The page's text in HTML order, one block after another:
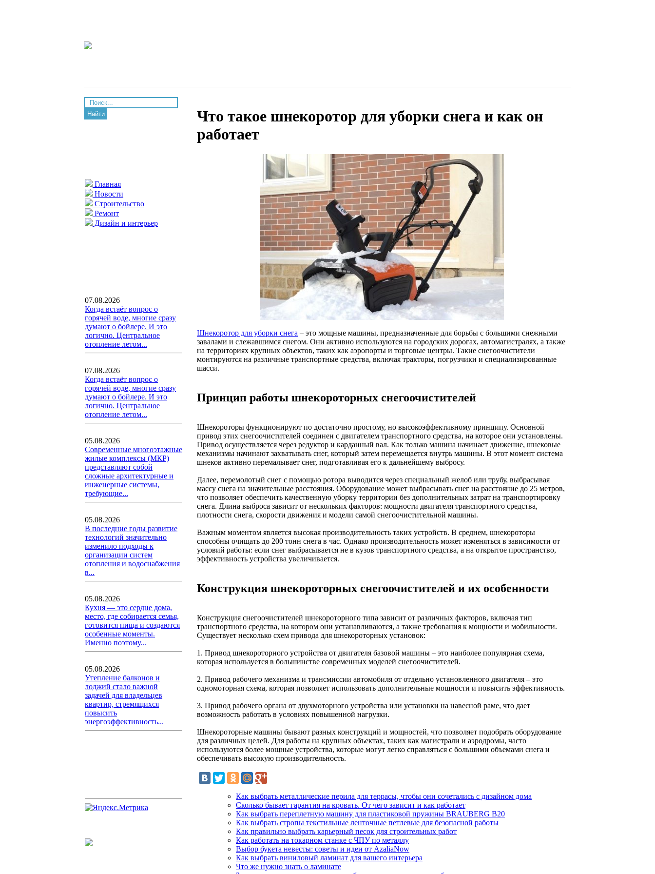
Найти
Главная
Новости
Строительство
Ремонт
Дизайн и интерьер
07.08.2026
Когда встаёт вопрос о
горячей воде, многие сразу
думают о бойлере. И это
логично. Центральное
отопление летом...
07.08.2026
Когда встаёт вопрос о
горячей воде, многие сразу
думают о бойлере. И это
логично. Центральное
отопление летом...
05.08.2026
Современные многоэтажные
жилые комплексы (МКР)
представляют собой
сложные архитектурные и
инженерные системы,
требующие...
05.08.2026
В последние годы развитие
технологий значительно
изменило подходы к
организации систем
отопления и водоснабжения
в...
05.08.2026
Кухня — это сердце дома,
место, где собирается семья,
готовится пища и создаются
особенные моменты.
Именно поэтому...
05.08.2026
Утепление балконов и
лоджий стало важной
задачей для владельцев
квартир, стремящихся
повысить
энергоэффективность...
Что такое шнекоротор для уборки снега и как он
работает
Шнекоротор для уборки снега – это мощные машины, предназначенные для борьбы с большими снежными
завалами и слежавшимся снегом. Они активно используются на городских дорогах, автомагистралях, а также
на территориях крупных объектов, таких как аэропорты и торговые центры. Такие снегоочистители
монтируются на различные транспортные средства, включая тракторы, погрузчики и специализированные
шасси.
Принцип работы шнекороторных снегоочистителей
Шнекороторы функционируют по достаточно простому, но высокоэффективному принципу. Основной
привод этих снегоочистителей соединен с двигателем транспортного средства, на которое они установлены.
Привод осуществляется через редуктор и карданный вал. Как только машина начинает движение, шнековые
механизмы начинают захватывать снег, который затем перемещается внутрь машины. В этот момент система
шнеков активно перемалывает снег, подготавливая его к дальнейшему выбросу.
Далее, перемолотый снег с помощью ротора выводится через специальный желоб или трубу, выбрасывая
массу снега на значительные расстояния. Оборудование может выбрасывать снег на расстояние до 25 метров,
что позволяет обеспечить качественную уборку территории без дополнительных затрат на транспортировку
снега. Длина выброса зависит от нескольких факторов: мощности двигателя транспортного средства,
плотности снега, скорости движения и модели самой снегоочистительной машины.
Важным моментом является высокая производительность таких устройств. В среднем, шнекороторы
способны очищать до 200 тонн снега в час. Однако производительность может изменяться в зависимости от
условий работы: если снег выбрасывается не в кузов транспортного средства, а на открытое пространство,
эффективность устройства увеличивается.
Конструкция шнекороторных снегоочистителей и их особенности
Конструкция снегоочистителей шнекороторного типа зависит от различных факторов, включая тип
транспортного средства, на котором они устанавливаются, а также требования к мощности и мобильности.
Существует несколько схем привода для шнекороторных установок:
1. Привод шнекороторного устройства от двигателя базовой машины – это наиболее популярная схема,
которая используется в большинстве современных моделей снегоочистителей.
2. Привод рабочего механизма и трансмиссии автомобиля от отдельно установленного двигателя – это
одномоторная схема, которая позволяет использовать дополнительные мощности и повысить эффективность.
3. Привод рабочего органа от двухмоторного устройства или установки на навесной раме, что дает
возможность работать в условиях повышенной нагрузки.
Шнекороторные машины бывают разных конструкций и мощностей, что позволяет подобрать оборудование
для различных целей. Для работы на крупных объектах, таких как магистрали и аэродромы, часто
используются более мощные устройства, которые могут легко справляться с большими объемами снега и
обеспечивать высокую производительность.
Как выбрать металлические перила для террасы, чтобы они сочетались с дизайном дома
Сколько бывает гарантия на кровать. От чего зависит и как работает
Как выбрать переплетную машину для пластиковой пружины BRAUBERG B20
Как выбрать стропы текстильные ленточные петлевые для безопасной работы
Как правильно выбрать карьерный песок для строительных работ
Как работать на токарном станке с ЧПУ по металлу
Выбор букета невесты: советы и идеи от AzaliaNow
Как выбрать виниловый ламинат для вашего интерьера
Что же нужно знать о ламинате